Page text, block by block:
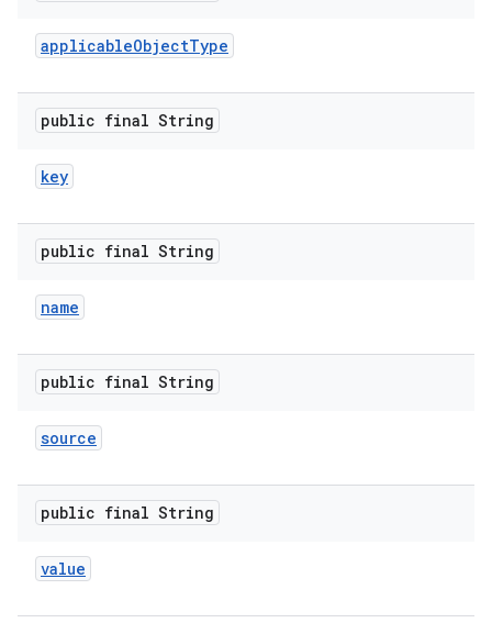
applicableObjectType
public final String
key
public final String
name
public final String
source
public final String
value